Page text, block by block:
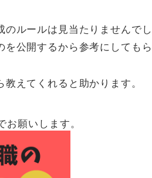
のルールは見当たりませんで
公開するから参考にしてもら
えてくれると助かります。
願いします。